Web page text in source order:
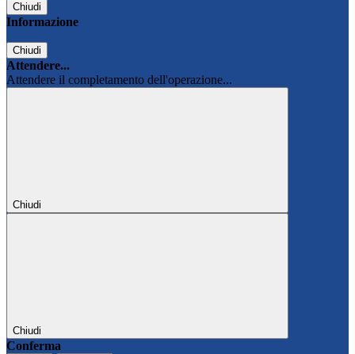
Chiudi
Informazione
Chiudi
Attendere...
Attendere il completamento dell'operazione...
Chiudi
Chiudi
Conferma